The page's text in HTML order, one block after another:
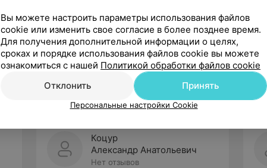
Рекомендую
Коцур
Александр Анатольевич
Нет отзывов
Вы можете настроить параметры использования файлов
cookie или изменить свое согласие в более позднее время.
Для получения дополнительной информации о целях,
сроках и порядке использования файлов cookie вы можете
ознакомиться с нашей Политикой обработки файлов cookie
Отклонить
Принять
Персональные настройки Cookie